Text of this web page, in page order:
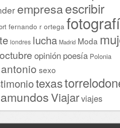
empresaescribir
fernando r ortega
londres lucha Madrid Moda
octubre opinión poesía Polonia
sexo
texas
Viajarviajes